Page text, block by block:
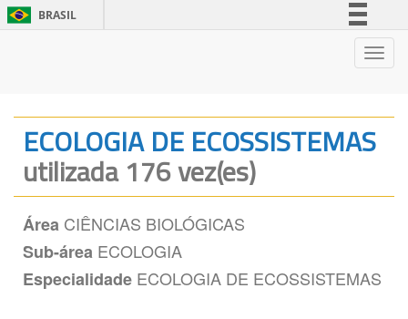
BRASIL
Legislação
ECOLOGIA DE ECOSSISTEMAS
utilizada 176 vez(es)
Área CIÊNCIAS BIOLÓGICAS
Sub-área ECOLOGIA
Especialidade ECOLOGIA DE ECOSSISTEMAS